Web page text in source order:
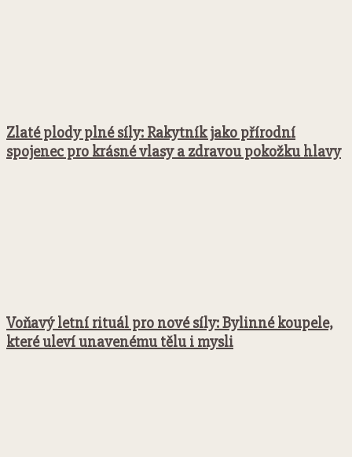
Zlaté plody plné síly: Rakytník jako přírodní
spojenec pro krásné vlasy a zdravou pokožku hlavy
Voňavý letní rituál pro nové síly: Bylinné koupele,
které uleví unavenému tělu i mysli